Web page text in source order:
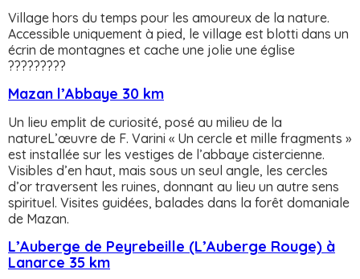
Village hors du temps pour les amoureux de la nature.
Accessible uniquement à pied, le village est blotti dans un
écrin de montagnes et cache une jolie une église
?????????
Mazan l’Abbaye 30 km
Un lieu emplit de curiosité, posé au milieu de la
natureL’œuvre de F. Varini « Un cercle et mille fragments »
est installée sur les vestiges de l’abbaye cistercienne.
Visibles d’en haut, mais sous un seul angle, les cercles
d’or traversent les ruines, donnant au lieu un autre sens
spirituel. Visites guidées, balades dans la forêt domaniale
de Mazan.
L’Auberge de Peyrebeille (L’Auberge Rouge) à
Lanarce 35 km